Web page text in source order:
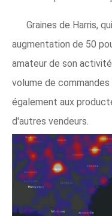
Graines de Harris,
augmentation de 50
amateur de son
volume de
également aux
d'autres vendeurs.